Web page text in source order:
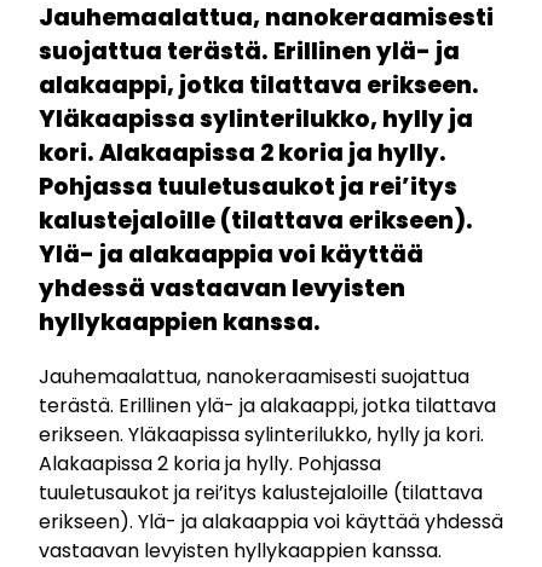
Jauhemaalattua, nanokeraamisesti
suojattua terästä. Erillinen ylä- ja
alakaappi, jotka tilattava erikseen.
Yläkaapissa sylinterilukko, hylly ja
kori. Alakaapissa 2 koria ja hylly.
Pohjassa tuuletusaukot ja rei’itys
kalustejaloille (tilattava erikseen).
Ylä- ja alakaappia voi käyttää
yhdessä vastaavan levyisten
hyllykaappien kanssa.
Jauhemaalattua, nanokeraamisesti suojattua
terästä. Erillinen ylä- ja alakaappi, jotka tilattava
erikseen. Yläkaapissa sylinterilukko, hylly ja kori.
Alakaapissa 2 koria ja hylly. Pohjassa
tuuletusaukot ja rei’itys kalustejaloille (tilattava
erikseen). Ylä- ja alakaappia voi käyttää yhdessä
vastaavan levyisten hyllykaappien kanssa.